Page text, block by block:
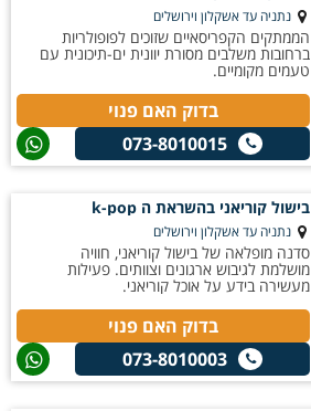
נתניה עד אשקלון וירושלים
הממתקים הקפריסאיים שזוכים לפופולריות
ברחובות משלבים מסורת יוונית ים-תיכונית עם
טעמים מקומיים.
בדוק האם פנוי
073-8010015
בישול קוריאני בהשראת ה k-pop
נתניה עד אשקלון וירושלים
סדנה מופלאה של בישול קוריאני, חוויה
מושלמת לגיבוש ארגונים וצוותים. פעילות
מעשירה בידע על אוכל קוריאני.
בדוק האם פנוי
073-8010003